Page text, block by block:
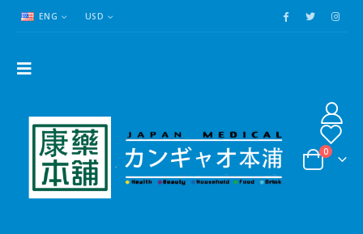
ENG USD
0